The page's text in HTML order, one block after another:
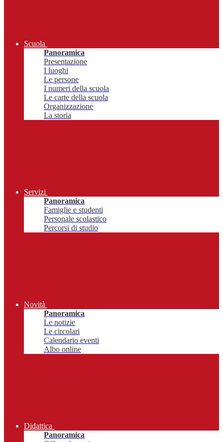
Scuola
Panoramica
Presentazione
I luoghi
Le persone
I numeri della scuola
Le carte della scuola
Organizzazione
La storia
Servizi
Panoramica
Famiglie e studenti
Personale scolastico
Percorsi di studio
Novità
Panoramica
Le notizie
Le circolari
Calendario eventi
Albo online
Didattica
Panoramica